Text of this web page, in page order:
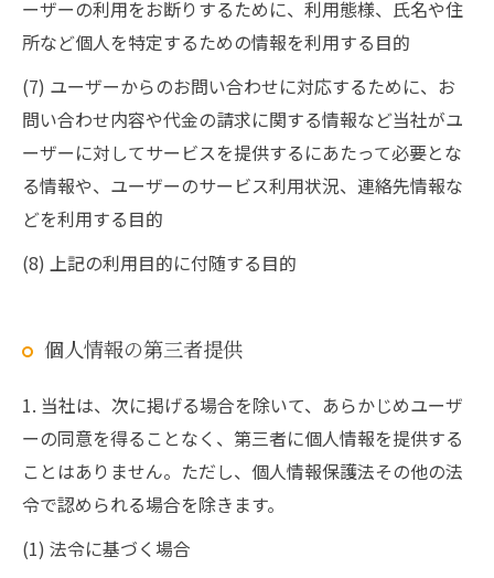
ーザーの利用をお断りするために、利用態様、氏名や住
所など個人を特定するための情報を利用する目的
(7) ユーザーからのお問い合わせに対応するために、お
問い合わせ内容や代金の請求に関する情報など当社がユ
ーザーに対してサービスを提供するにあたって必要とな
る情報や、ユーザーのサービス利用状況、連絡先情報な
どを利用する目的
(8) 上記の利用目的に付随する目的
個人情報の第三者提供
1. 当社は、次に掲げる場合を除いて、あらかじめユーザ
ーの同意を得ることなく、第三者に個人情報を提供する
ことはありません。ただし、個人情報保護法その他の法
令で認められる場合を除きます。
(1) 法令に基づく場合